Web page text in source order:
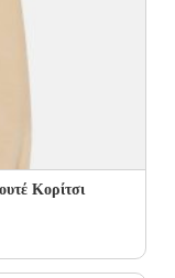
Κορίτσι